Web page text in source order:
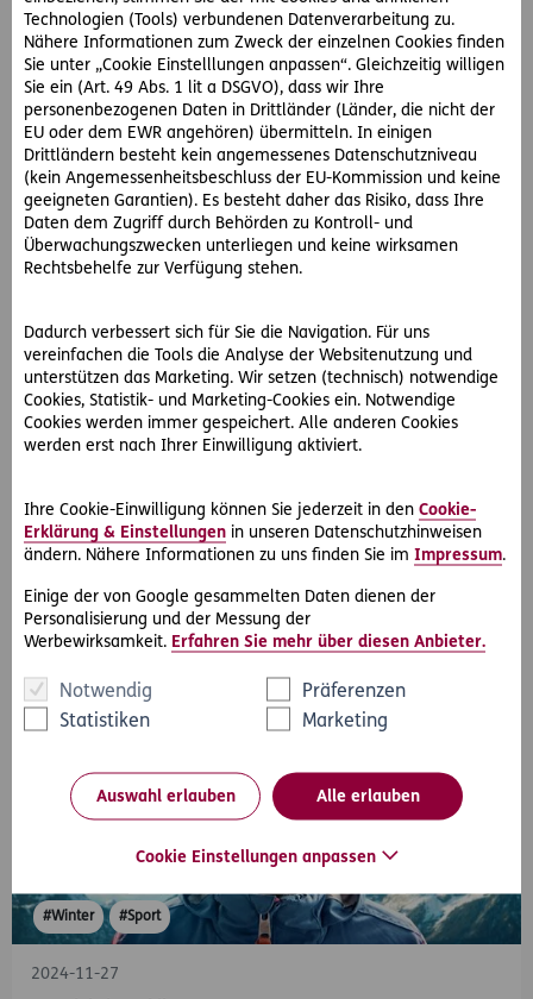
Technologien (Tools) verbundenen Datenverarbeitung zu.
Nähere Informationen zum Zweck der einzelnen Cookies finden
Sie unter „Cookie Einstelllungen anpassen“. Gleichzeitig willigen
Sie ein (Art. 49 Abs. 1 lit a DSGVO), dass wir Ihre
personenbezogenen Daten in Drittländer (Länder, die nicht der
EU oder dem EWR angehören) übermitteln. In einigen
Drittländern besteht kein angemessenes Datenschutzniveau
(kein Angemessenheitsbeschluss der EU-Kommission und keine
geeigneten Garantien). Es besteht daher das Risiko, dass Ihre
Daten dem Zugriff durch Behörden zu Kontroll- und
Überwachungszwecken unterliegen und keine wirksamen
Rechtsbehelfe zur Verfügung stehen.
Dadurch verbessert sich für Sie die Navigation. Für uns
vereinfachen die Tools die Analyse der Websitenutzung und
unterstützen das Marketing. Wir setzen (technisch) notwendige
Cookies, Statistik- und Marketing-Cookies ein. Notwendige
Cookies werden immer gespeichert. Alle anderen Cookies
werden erst nach Ihrer Einwilligung aktiviert.
Ihre Cookie-Einwilligung können Sie jederzeit in den Cookie-
Erklärung & Einstellungen in unseren Datenschutzhinweisen
ändern. Nähere Informationen zu uns finden Sie im Impressum.
Einige der von Google gesammelten Daten dienen der
Personalisierung und der Messung der
Werbewirksamkeit. Erfahren Sie mehr über diesen Anbieter.
Notwendig
Präferenzen
Statistiken
Marketing
Auswahl erlauben Alle erlauben
Cookie Einstellungen anpassen
Ein Skiurlaub in Österreich ist oft mit hohen Kosten verbunden.
Wer trotzdem nicht darauf verzichten will, kann mit kleinen
Tipps einiges an Geld…
#Winter
Nachhaltige Weihnachtsgeschenke
Weihnachten steht vor der Tür. Hier finden Sie einige Ideen für
nachhaltige Geschenke.
#Winter #Sport
2024-11-27